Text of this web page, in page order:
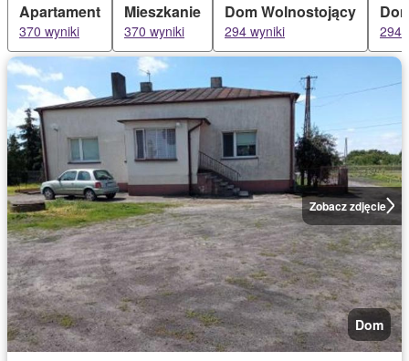
Apartament
370 wyniki
Mieszkanie
370 wyniki
Dom Wolnostojący
294 wyniki 294
Zobacz zdjęcie
Dom